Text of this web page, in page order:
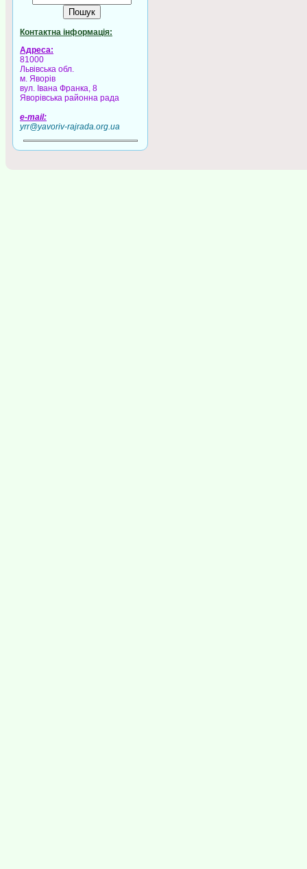
Контактна інформація:
Адреса:
81000
Львівська обл.
м. Яворів
вул. Івана Франка, 8
Яворівська районна рада
e-mail:
yrr@yavoriv-rajrada.org.ua